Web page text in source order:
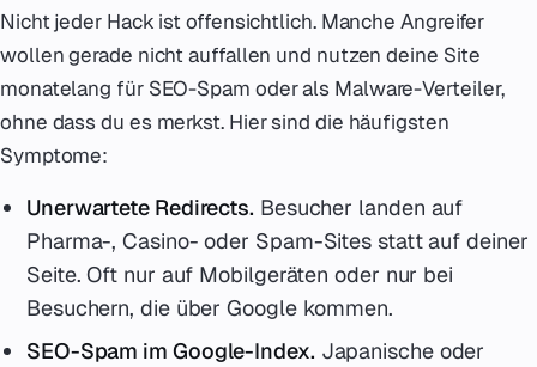
Nicht jeder Hack ist offensichtlich. Manche Angreifer
wollen gerade nicht auffallen und nutzen deine Site
monatelang für SEO-Spam oder als Malware-Verteiler,
ohne dass du es merkst. Hier sind die häufigsten
Symptome:
Unerwartete Redirects. Besucher landen auf
Pharma-, Casino- oder Spam-Sites statt auf deiner
Seite. Oft nur auf Mobilgeräten oder nur bei
Besuchern, die über Google kommen.
SEO-Spam im Google-Index. Japanische oder